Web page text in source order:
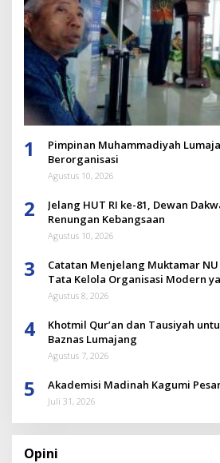
1
Pimpinan Muhammadiyah
Berorganisasi
Agustus 10, 2026
2
Jelang HUT RI ke-81, Dewan
Renungan Kebangsaan
Agustus 10, 2026
3
Catatan Menjelang Muktamar NU
Tata Kelola Organisasi Modern
Dirinya
Agustus 8, 2026
4
Khotmil Qur’an dan Tausiyah
Baznas Lumajang
Agustus 7, 2026
5 Akademisi Madinah Kagumi
Juli 31, 2026
Opini